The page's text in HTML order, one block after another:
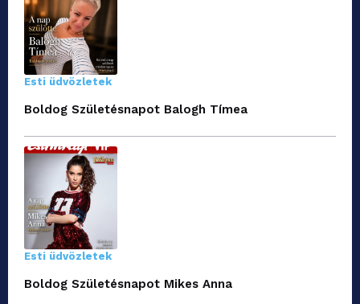
Esti üdvözletek
Boldog Születésnapot Balogh Tímea
Esti üdvözletek
Boldog Születésnapot Mikes Anna